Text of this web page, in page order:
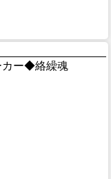
カー◆絡繰魂